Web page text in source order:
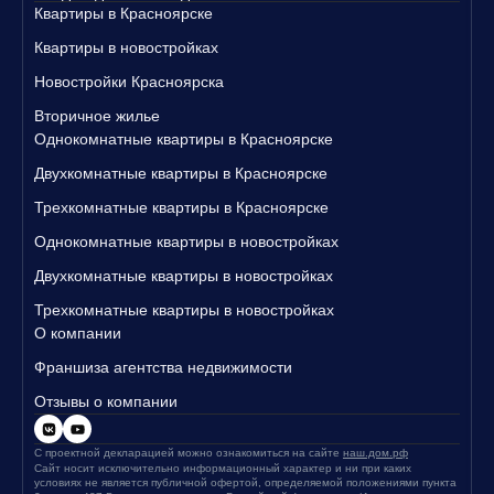
Квартиры в Красноярске
Квартиры в новостройках
Новостройки Красноярска
Вторичное жилье
Однокомнатные квартиры в Красноярске
Двухкомнатные квартиры в Красноярске
Трехкомнатные квартиры в Красноярске
Однокомнатные квартиры в новостройках
Двухкомнатные квартиры в новостройках
Трехкомнатные квартиры в новостройках
О компании
Франшиза агентства недвижимости
Отзывы о компании
С проектной декларацией можно ознакомиться на сайте наш.дом.рф
Сайт носит исключительно информационный характер и ни при каких
условиях не является публичной офертой, определяемой положениями пункта